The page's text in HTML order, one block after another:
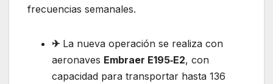
frecuencias semanales.
✈ La nueva operación se realiza con
aeronaves Embraer E195‑E2, con
capacidad para transportar hasta 136